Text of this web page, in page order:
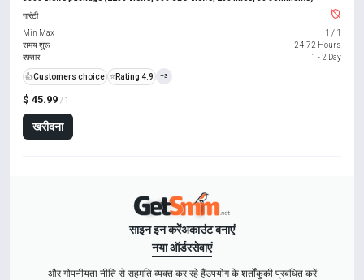
$ 45.99 / 1
खरीदना
गारंटी
Min Max
1 / 1
समय शुरू
24-72 Hours
रफ़्तार
1 - 2 Day
👍Customers choice ⭐ Rating 4.9 +3
साइन इन करेंअकाउंट बनाएं
नया ऑर्डरसेवाएं
और गोपनीयता नीति से सहमति व्यक्त कर रहे हैंउपयोग के शर्तोंकुकी प्रबंधित करें